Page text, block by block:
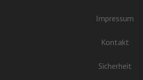
Impressum
Kontakt
Sicherheit